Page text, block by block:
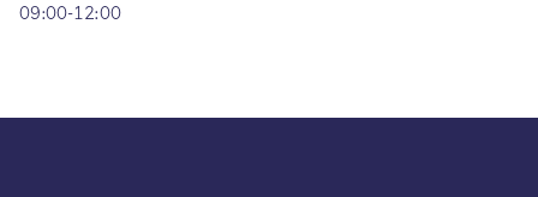
09:00-12:00